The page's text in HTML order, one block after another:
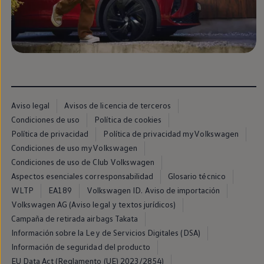
Llantas y neumáticos
Recambios Volkswagen
Accesorios y merchandising
Seguridad
Transporte
Todo sobre tu Volkswagen
Luces de advertencia
Manuales del coche
Información sobre EA189
Accede a My Volkswagen
Todo sobre tu Volkswagen
Información sobre Diésel XTL
Suscripción de mantenimiento Long Drive
Modelos anteriores
Beetle
Scirocco
Jetta
Sharan
Golf
Polo
Aviso legal
Avisos de licencia de terceros
Condiciones de uso
Política de cookies
Política de privacidad
Política de privacidad myVolkswagen
Condiciones de uso myVolkswagen
Condiciones de uso de Club Volkswagen
Aspectos esenciales corresponsabilidad
Glosario técnico
WLTP
EA189
Volkswagen ID. Aviso de importación
Volkswagen AG (Aviso legal y textos jurídicos)
Campaña de retirada airbags Takata
Información sobre la Ley de Servicios Digitales (DSA)
Información de seguridad del producto
EU Data Act (Reglamento (UE) 2023/2854)